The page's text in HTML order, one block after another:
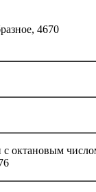
4670
с октановым